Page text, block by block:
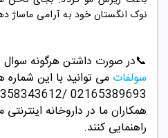
نوک انگستان خود به آرامی ماساژ
📞در صورت داشتن هرگونه سوال
سولفات می توانید با این شماره
02165389693
همکاران ما در داروخانه
راهنمایی کنند.